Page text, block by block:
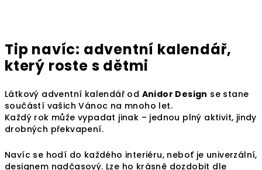
Tip navíc: adventní kalendář,
který roste s dětmi
Látkový adventní kalendář od Anidor Design se stane
součástí vašich Vánoc na mnoho let.
Každý rok může vypadat jinak – jednou plný aktivit, jindy
drobných překvapení.
Navíc se hodí do každého interiéru, neboť je univerzální,
designem nadčasový. Lze ho krásně dozdobit dle